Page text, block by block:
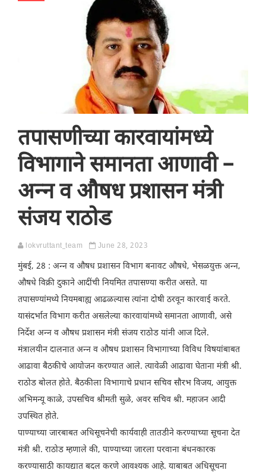
तपासणीच्या कारवायांमध्ये
विभागाने समानता आणावी –
अन्न व औषध प्रशासन मंत्री
संजय राठोड
lokvruttant_team June 28, 2023
मुंबई, 28 : अन्न व औषध प्रशासन विभाग बनावट औषधे, भेसळयुक्त अन्न,
औषधे विक्री दुकाने आदींची नियमित तपासण्या करीत असते. या
तपासण्यांमध्ये नियमबाह्य आढळल्यास त्यांना दोषी ठरवून कारवाई करते.
यासंदर्भात विभाग करीत असलेल्या कारवायांमध्ये समानता आणावी, असे
निर्देश अन्न व औषध प्रशासन मंत्री संजय राठोड यांनी आज दिले.
मंत्रालयीन दालनात अन्न व औषध प्रशासन विभागाच्या विविध विषयांबाबत
आढावा बैठकीचे आयोजन करण्यात आले. त्यावेळी आढावा घेताना मंत्री श्री.
राठोड बोलत होते. बैठकीला विभागाचे प्रधान सचिव सौरभ विजय, आयुक्त
अभिमन्यू काळे, उपसचिव श्रीमती सुळे, अवर सचिव श्री. महाजन आदी
उपस्थित होते.
पाण्याच्या जारबाबत अधिसूचनेची कार्यवाही तातडीने करण्याच्या सूचना देत
मंत्री श्री. राठोड म्हणाले की, पाण्याच्या जारला परवाना बंधनकारक
करण्यासाठी कायद्यात बदल करणे आवश्यक आहे. याबाबत अधिसूचना